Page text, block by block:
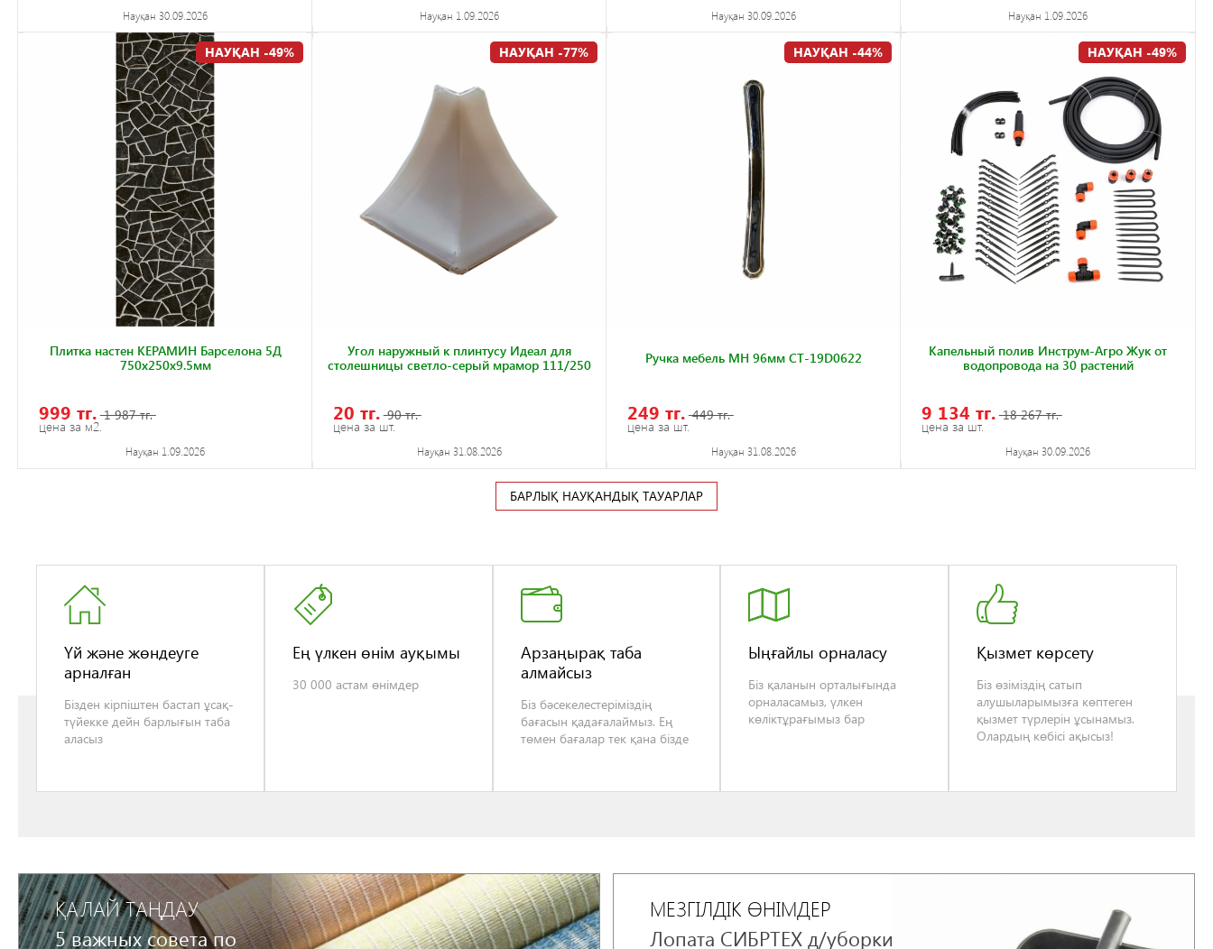
Науқан 30.09.2026 Науқан 1.09.2026 Науқан 30.09.2026 Науқан 1.09.2026
Плитка настен КЕРАМИН Барселона 5Д
750x250x9.5мм
999 тг. 1 987 тг.
цена за м2.
Науқан 1.09.2026
НАУҚАН -49%
Угол наружный к плинтусу Идеал для
столешницы светло-серый мрамор 111/250
20 тг. 90 тг.
цена за шт.
Науқан 31.08.2026
НАУҚАН -77%
Ручка мебель MH 96мм CT-19D0622
249 тг. 449 тг.
цена за шт.
Науқан 31.08.2026
НАУҚАН -44%
Капельный полив Инструм-Агро Жук от
водопровода на 30 растений
9 134 тг. 18 267 тг.
цена за шт.
Науқан 30.09.2026
НАУҚАН -49%
БАРЛЫҚ НАУҚАНДЫҚ ТАУАРЛАР
Үй және жөндеуге
арналған
Бізден кірпіштен бастап ұсақ-
түйекке дейн барлығын таба
аласыз
Ең үлкен өнім ауқымы
30 000 астам өнімдер
Арзаңырақ таба
алмайсыз
Біз бәсекелестеріміздің
бағасын қадағалаймыз. Ең
төмен бағалар тек қана бізде
Ыңғайлы орналасу
Біз қаланын орталығында
орналасамыз, үлкен
көліктұрағымыз бар
Қызмет көрсету
Біз өзіміздің сатып
алушыларымызға көптеген
қызмет түрлерін ұсынамыз.
Олардың көбісі ақысыз!
ҚАЛАЙ ТАҢДАУ
5 важных совета по
Лопата СИБРТЕХ д/уборки
МЕЗГІЛДІК ӨНІМДЕР